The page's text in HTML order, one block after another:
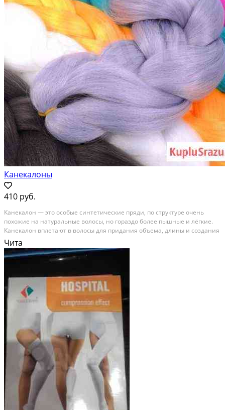
Канекалоны
410 руб.
Канекалон — это особые синтетические пряди, по структуре очень
похожие на натуральные волосы, но гораздо более пышные и лёгкие.
Канекалон вплетают в волосы для придания объема, длины и создания
ярких цветовых акцентов афропричёскам, французским косах и любым
креативным образам!
Чита